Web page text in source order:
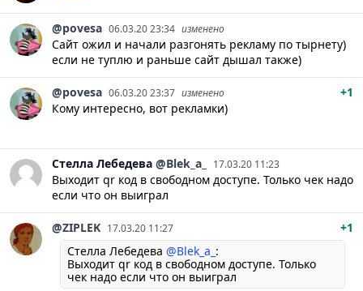
@povesa 06.03.20 23:34 изменено
Сайт ожил и начали разгонять рекламу по тырнету)
если не туплю и раньше сайт дышал также)
@povesa 06.03.20 23:37 изменено
+1
Кому интересно, вот рекламки)
Стелла Лебедева @Blek_a_ 17.03.20 11:23
Выходит qr код в свободном доступе. Только чек надо
если что он выиграл
@ZIPLEK 17.03.20 11:27
+1
Стелла Лебедева @Blek_a_ :
Выходит qr код в свободном доступе. Только
чек надо если что он выиграл